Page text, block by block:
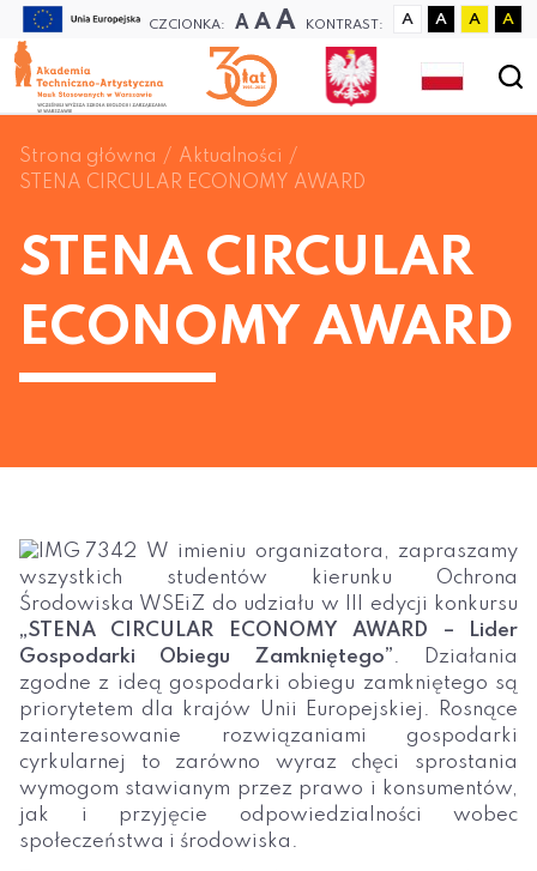
CZCIONKA: A A A KONTRAST: A A A A
Strona główna
Aktualności
STENA CIRCULAR ECONOMY AWARD
STENA CIRCULAR
ECONOMY AWARD
W imieniu organizatora, zapraszamy
wszystkich studentów kierunku Ochrona
Środowiska WSEiZ do udziału w III edycji konkursu
„STENA CIRCULAR ECONOMY AWARD – Lider
Gospodarki Obiegu Zamkniętego”. Działania
zgodne z ideą gospodarki obiegu zamkniętego są
priorytetem dla krajów Unii Europejskiej. Rosnące
zainteresowanie rozwiązaniami gospodarki
cyrkularnej to zarówno wyraz chęci sprostania
wymogom stawianym przez prawo i konsumentów,
jak i przyjęcie odpowiedzialności wobec
społeczeństwa i środowiska.